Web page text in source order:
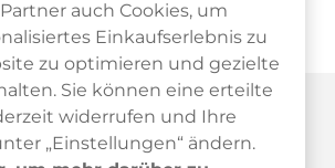
Haypp Österreich
auch Cookies, um
Einkaufserlebnis zu
zu optimieren und gezielte
Sie können eine erteilte
widerrufen und Ihre
„Einstellungen“ ändern.